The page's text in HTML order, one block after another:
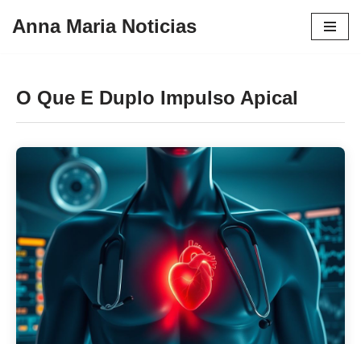
conteúdo
Anna Maria Noticias
O Que E Duplo Impulso Apical